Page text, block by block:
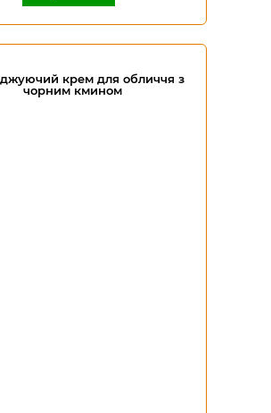
крем для обличчя з
чорним кмином